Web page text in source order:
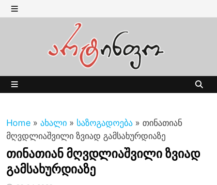
Skip
to MENU
Home » ახალი » საზოგადოება » თინათიან
მღვდლიაშვილი ზვიად გამსახურდიაზე
თინათიან მღვდლიაშვილი ზვიად
გამსახურდიაზე